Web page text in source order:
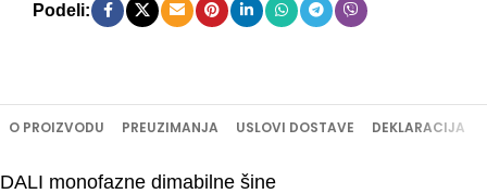
Podeli:
O PROIZVODU PREUZIMANJA USLOVI DOSTAVE DEKLARACIJA
DALI monofazne dimabilne šine